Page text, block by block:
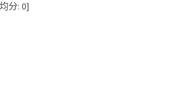
分: 0]